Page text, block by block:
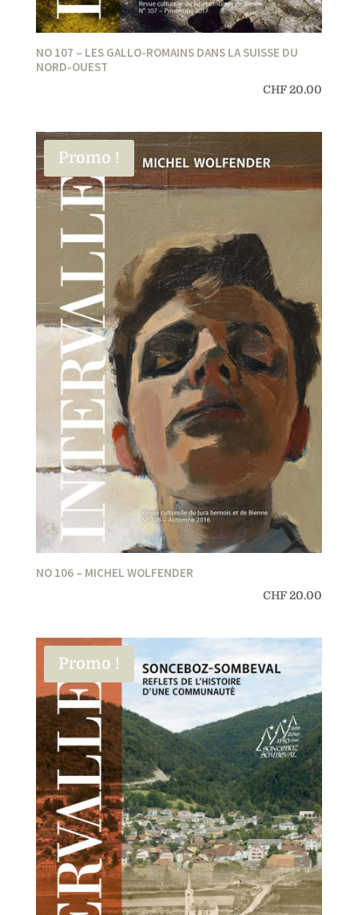
NO 107 – LES GALLO-ROMAINS DANS LA SUISSE DU
NORD-OUEST
CHF20.00
Promo !
NO 106 – MICHEL WOLFENDER
CHF20.00
Promo !